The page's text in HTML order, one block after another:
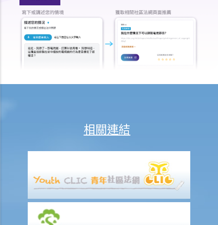
任？
8.如T先生將其私家車送給兄長，他可能要承受甚麼法律責任？
9. 當法庭向T先生頒布破產令後，ABC銀行可採取甚麼行動?
10. T先生的破產令幾時會被解除？
個人自願安排（或稱「債務重組」）
3. IVA建議書應包含甚麼內容？
4. 如IVA建議書獲得通過，債務人將會承擔甚麼後果？
5. 舉例說明
2.於 IVA申請過程中，M小姐需要做些甚麼工作？
4. 債權人會議之過程是怎樣？
5.如M小姐之 IVA建議書獲通過，她需要承擔甚麼責任？
相關連結